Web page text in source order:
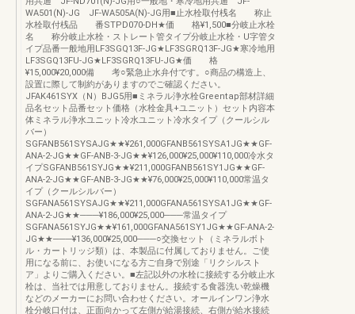
WA501(N)-JG JF-WA505A(N)-JG用■止水栓取付桟名 称止
水栓取付桟品 番STPD070-DH★価 格¥1,500■分岐止水栓
名 称分岐止水栓・ストレート管タイプ分岐止水栓・U字管タ
イプ品番一般地用LF3SGQ13F-JG★LF3SGRQ13F-JG★寒冷地用
LF3SGQ13FU-JG★LF3SGRQ13FU-JG★価 格
¥15,000¥20,000備 考○緊急止水弁付です。○商品の構造上、
設置に際して制約がありますのでご確認ください。
JFAK461SYX（N）BJG5用■ミネラル浄水栓Greentap部材詳細
品名セット品番セット価格（水栓金具+ユニット）セット内容本
体ミネラル浄水ユニット冷水ユニット冷水タイプ（クールシル
バー）
SGFANB561SYSAJG★★¥261,000GFANB561SYSA1JG★★GF-
ANA-2-JG★★GF-ANB-3-JG★★¥126,000¥25,000¥110,000冷水タ
イプSGFANB561SYJG★★¥211,000GFANB561SY1JG★★GF-
ANA-2-JG★★GF-ANB-3-JG★★¥76,000¥25,000¥110,000常温タ
イプ（クールシルバー）
SGFANA561SYSAJG★★¥211,000GFANA561SYSA1JG★★GF-
ANA-2-JG★★───¥186,000¥25,000───常温タイプ
SGFANA561SYJG★★¥161,000GFANA561SY1JG★★GF-ANA-2-
JG★★───¥136,000¥25,000───○交換セット（ミネラルボト
ル・カートリッジ類）は、本製品に付属しておりません。ご使
用になる前に、お使いになる方ご自身で別途「リクシルスト
ア」よりご購入ください。■左記以外の水栓に接続する分岐止水
栓は、当社では用意しておりません。接続する食器洗い乾燥機
などのメーカーにお問い合わせください。オールインワン浄水
栓分岐口付は、正面向かって左側が給湯接続、右側が給水接続